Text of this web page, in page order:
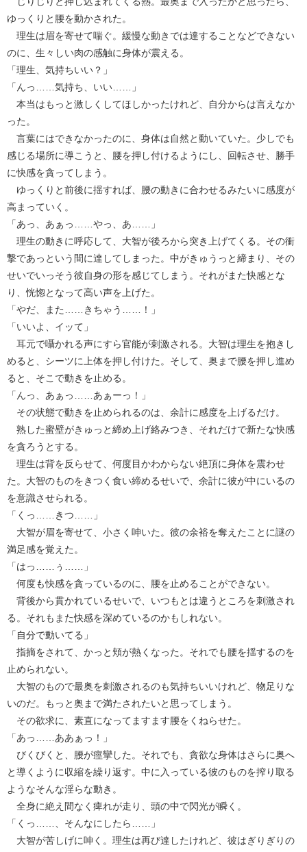
ゆっくりと腰を動かされた。
理生は眉を寄せて喘ぐ。緩慢な動きでは達することなどできない
のに、生々しい肉の感触に身体が震える。
「理生、気持ちいい？」
「んっ……気持ち、いい……」
本当はもっと激しくしてほしかったけれど、自分からは言えなか
った。
言葉にはできなかったのに、身体は自然と動いていた。少しでも
感じる場所に導こうと、腰を押し付けるようにし、回転させ、勝手
に快感を貪ってしまう。
ゆっくりと前後に揺すれば、腰の動きに合わせるみたいに感度が
高まっていく。
「あっ、あぁっ……やっ、あ……」
理生の動きに呼応して、大智が後ろから突き上げてくる。その衝
撃であっという間に達してしまった。中がきゅうっと締まり、その
せいでいっそう彼自身の形を感じてしまう。それがまた快感とな
り、恍惚となって高い声を上げた。
「やだ、また……きちゃう……！」
「いいよ、イッて」
耳元で囁かれる声にすら官能が刺激される。大智は理生を抱きし
めると、シーツに上体を押し付けた。そして、奥まで腰を押し進め
ると、そこで動きを止める。
「んっ、あぁっ……あぁーっ！」
その状態で動きを止められるのは、余計に感度を上げるだけ。
熟した蜜壁がきゅっと締め上げ絡みつき、それだけで新たな快感
を貪ろうとする。
理生は背を反らせて、何度目かわからない絶頂に身体を震わせ
た。大智のものをきつく食い締めるせいで、余計に彼が中にいるの
を意識させられる。
「くっ……きつ……」
大智が眉を寄せて、小さく呻いた。彼の余裕を奪えたことに謎の
満足感を覚えた。
「はっ……ぅ……」
何度も快感を貪っているのに、腰を止めることができない。
背後から貫かれているせいで、いつもとは違うところを刺激され
る。それもまた快感を深めているのかもしれない。
「自分で動いてる」
指摘をされて、かっと頬が熱くなった。それでも腰を揺するのを
止められない。
大智のもので最奥を刺激されるのも気持ちいいけれど、物足りな
いのだ。もっと奥まで満たされたいと思ってしまう。
その欲求に、素直になってますます腰をくねらせた。
「あっ……ああぁっ！」
びくびくと、腰が痙攣した。それでも、貪欲な身体はさらに奥へ
と導くように収縮を繰り返す。中に入っている彼のものを搾り取る
ようなそんな淫らな動き。
全身に絶え間なく痺れが走り、頭の中で閃光が瞬く。
「くっ……、そんなにしたら……」
大智が苦しげに呻く。理生は再び達したけれど、彼はぎりぎりの